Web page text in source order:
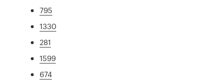
795
1330
281
1599
674